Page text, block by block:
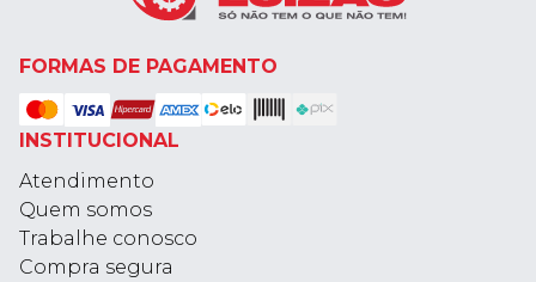
FORMAS DE PAGAMENTO
INSTITUCIONAL
Atendimento
Quem somos
Trabalhe conosco
Compra segura